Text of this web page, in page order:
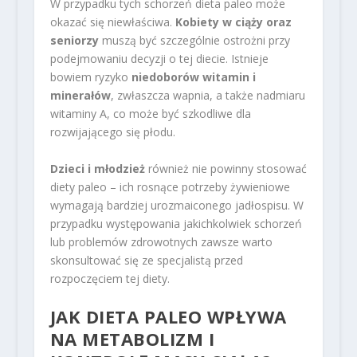
W przypadku tych schorzeń dieta paleo może
okazać się niewłaściwa. Kobiety w ciąży oraz
seniorzymuszą być szczególnie ostrożni przy
podejmowaniu decyzji o tej diecie. Istnieje
bowiem ryzyko niedoborów witamin i
minerałów, zwłaszcza wapnia, a także nadmiaru
witaminy A, co może być szkodliwe dla
rozwijającego się płodu.
Dzieci i młodzieżrównież nie powinny stosować
diety paleo – ich rosnące potrzeby żywieniowe
wymagają bardziej urozmaiconego jadłospisu. W
przypadku występowania jakichkolwiek schorzeń
lub problemów zdrowotnych zawsze warto
skonsultować się ze specjalistą przed
rozpoczęciem tej diety.
JAK DIETA PALEO WPŁYWA
NA METABOLIZM I